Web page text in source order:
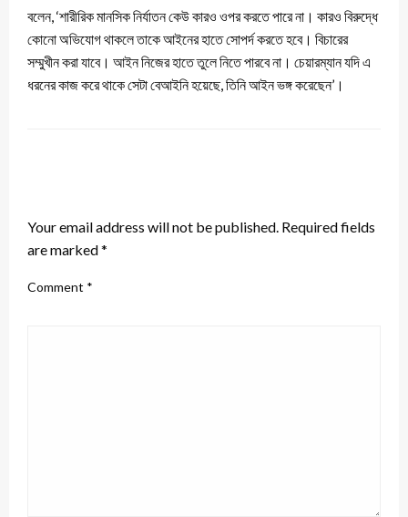
বলেন, ‘শারীরিক মানসিক নির্যাতন কেউ কারও ওপর করতে পারে না। কারও বিরুদ্ধে
কোনো অভিযোগ থাকলে তাকে আইনের হাতে সোপর্দ করতে হবে। বিচারের
সম্মুখীন করা যাবে। আইন নিজের হাতে তুলে নিতে পারবে না। চেয়ারম্যান যদি এ
ধরনের কাজ করে থাকে সেটা বেআইনি হয়েছে, তিনি আইন ভঙ্গ করেছেন’।
Your email address will not be published. Required fields
are marked*
Comment *